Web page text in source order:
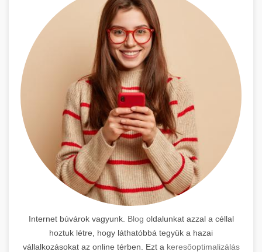
Internet búvárok vagyunk. Blog oldalunkat azzal a céllal
hoztuk létre, hogy láthatóbbá tegyük a hazai
vállalkozásokat az online térben. Ezt a keresőoptimalizálás